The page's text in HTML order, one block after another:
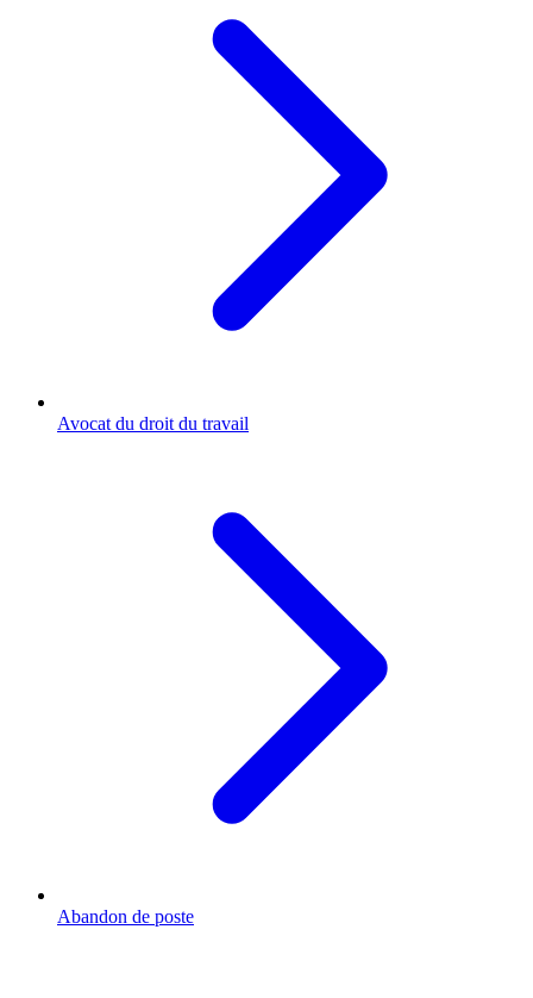
Avocat du droit du travail
Abandon de poste